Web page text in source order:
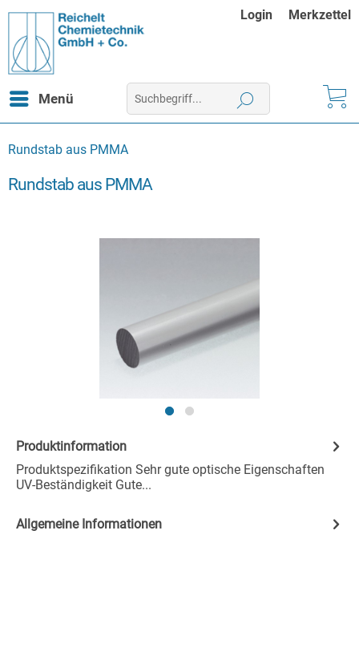
Login Merkzettel
Menü
Rundstab aus PMMA
Rundstab aus PMMA
Produktinformation
Produktspezifikation Sehr gute optische Eigenschaften
UV-Beständigkeit Gute...
Allgemeine Informationen